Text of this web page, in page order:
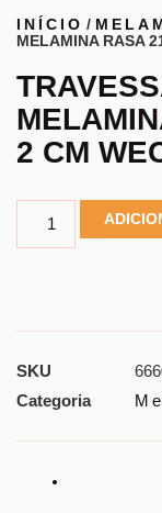
INÍCIO /
MELAMINA RASA
2 CM
SKU
Categoria